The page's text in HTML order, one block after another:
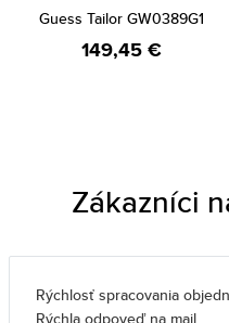
Guess Tailor GW0389G1
149,45 €
Zákazníci
Rýchlosť spracovania
Rýchla odpoveď na mail